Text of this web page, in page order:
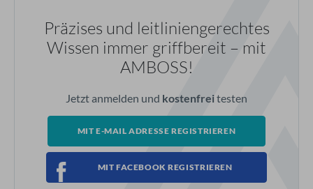
Präzises und leitliniengerechtes
Wissen immer griffbereit – mit
AMBOSS!
Jetzt anmelden und kostenfreitesten
MIT E-MAIL ADRESSE REGISTRIEREN
MIT FACEBOOK REGISTRIEREN